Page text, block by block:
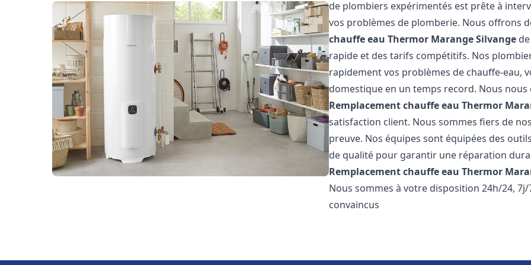
de plombiers expérimentés est prête à
vos problèmes de plomberie. Nous offrons
chauffe eau Thermor Marange Silvange
rapide et des tarifs compétitifs. Nos
rapidement vos problèmes de chauffe-
domestique en un temps record. Nous
Remplacement chauffe eau Thermor
satisfaction client. Nous sommes fiers de
preuve. Nos équipes sont équipées des
de qualité pour garantir une réparation
Remplacement chauffe eau Thermor
Nous sommes à votre disposition 24h/24,
convaincus